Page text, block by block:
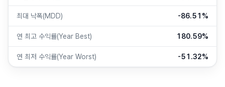
최대 낙폭(MDD) -86.51%
연 최고 수익률(Year Best) 180.59%
연 최저 수익률(Year Worst) -51.32%